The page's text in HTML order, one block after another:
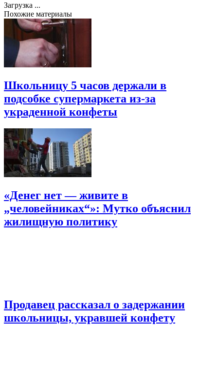
Загрузка ...
Похожие материалы
Школьницу 5 часов держали в
подсобке супермаркета из-за
украденной конфеты
«Денег нет — живите в
„человейниках“»: Мутко объяснил
жилищную политику
Продавец рассказал о задержании
школьницы, укравшей конфету